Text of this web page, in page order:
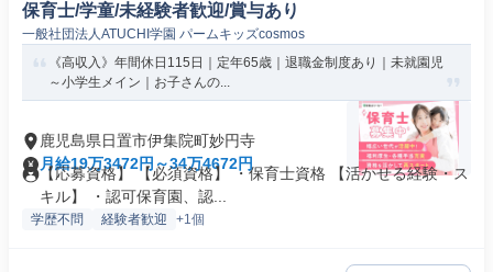
保育士/学童/未経験者歓迎/賞与あり
一般社団法人ATUCHI学園 パームキッズcosmos
《高収入》年間休日115日｜定年65歳｜退職金制度あり｜未就園児
～小学生メイン｜お子さんの...
鹿児島県日置市伊集院町妙円寺
月給19万3472円～34万4672円
【応募資格】 【必須資格】 ・保育士資格 【活かせる経験・ス
キル】 ・認可保育園、認...
学歴不問 経験者歓迎 +1個